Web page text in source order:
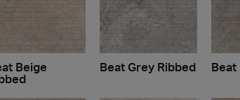
Beige
Beat Grey Ribbed Beat